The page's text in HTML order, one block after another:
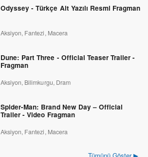
Odyssey - Türkçe Alt Yazılı Resmi Fragman
Aksiyon, Fantezi, Macera
Dune: Part Three - Official Teaser Trailer -
Fragman
Aksiyon, Bilimkurgu, Dram
Spider-Man: Brand New Day – Official
Trailer - Video Fragman
Aksiyon, Fantezi, Macera